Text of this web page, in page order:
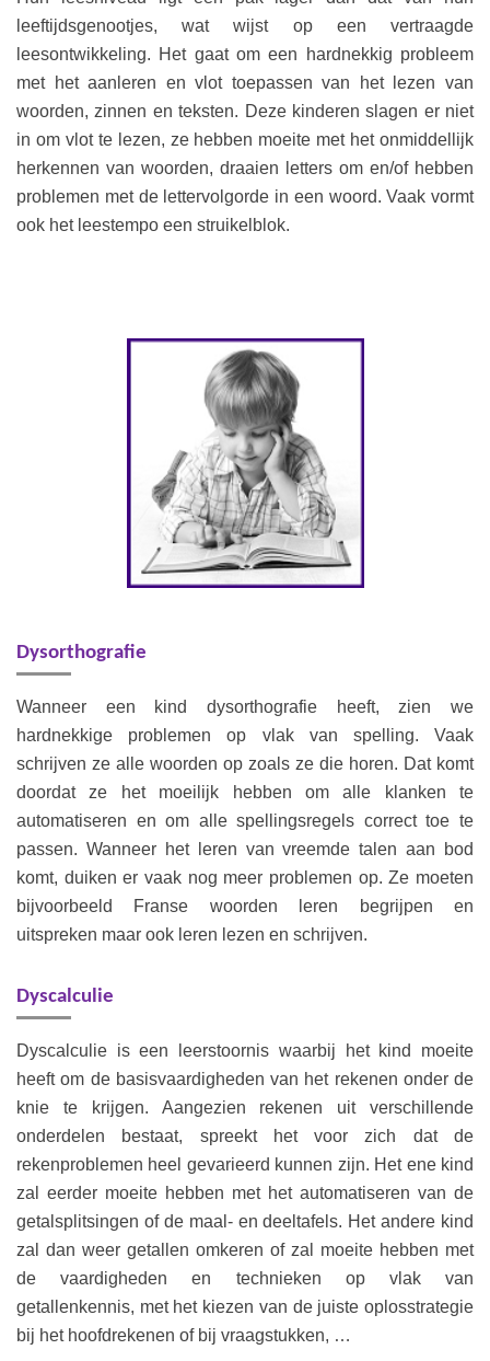
leeftijdsgenootjes, wat wijst op een vertraagde
leesontwikkeling. Het gaat om een hardnekkig probleem
met het aanleren en vlot toepassen van het lezen van
woorden, zinnen en teksten. Deze kinderen slagen er niet
in om vlot te lezen, ze hebben moeite met het onmiddellijk
herkennen van woorden, draaien letters om en/of hebben
problemen met de lettervolgorde in een woord. Vaak vormt
ook het leestempo een struikelblok.
Dysorthografie
Wanneer een kind dysorthografie heeft, zien we
hardnekkige problemen op vlak van spelling. Vaak
schrijven ze alle woorden op zoals ze die horen. Dat komt
doordat ze het moeilijk hebben om alle klanken te
automatiseren en om alle spellingsregels correct toe te
passen. Wanneer het leren van vreemde talen aan bod
komt, duiken er vaak nog meer problemen op. Ze moeten
bijvoorbeeld Franse woorden leren begrijpen en
uitspreken maar ook leren lezen en schrijven.
Dyscalculie
Dyscalculie is een leerstoornis waarbij het kind moeite
heeft om de basisvaardigheden van het rekenen onder de
knie te krijgen. Aangezien rekenen uit verschillende
onderdelen bestaat, spreekt het voor zich dat de
rekenproblemen heel gevarieerd kunnen zijn. Het ene kind
zal eerder moeite hebben met het automatiseren van de
getalsplitsingen of de maal- en deeltafels. Het andere kind
zal dan weer getallen omkeren of zal moeite hebben met
de vaardigheden en technieken op vlak van
getallenkennis, met het kiezen van de juiste oplosstrategie
bij het hoofdrekenen of bij vraagstukken, …